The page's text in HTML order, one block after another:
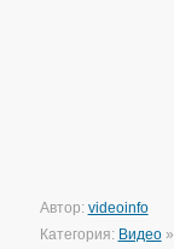
Автор: videoinfo
Категория: Видео»